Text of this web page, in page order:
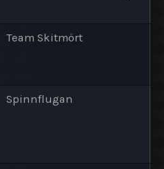
Team Skitmört
Spinnflugan